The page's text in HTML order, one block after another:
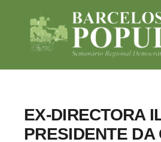
EX-DIRECTORA
PRESIDENTE DA